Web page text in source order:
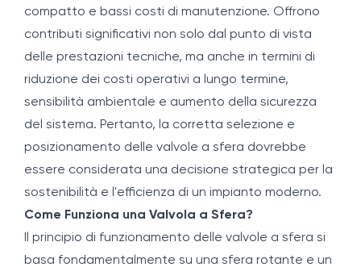
compatto e bassi costi di manutenzione. Offrono
contributi significativi non solo dal punto di vista
delle prestazioni tecniche, ma anche in termini di
riduzione dei costi operativi a lungo termine,
sensibilità ambientale e aumento della sicurezza
del sistema. Pertanto, la corretta selezione e
posizionamento delle valvole a sfera dovrebbe
essere considerata una decisione strategica per la
sostenibilità e l'efficienza di un impianto moderno.
Come Funziona una Valvola a Sfera?
Il principio di funzionamento delle valvole a sfera si
basa fondamentalmente su una sfera rotante e un